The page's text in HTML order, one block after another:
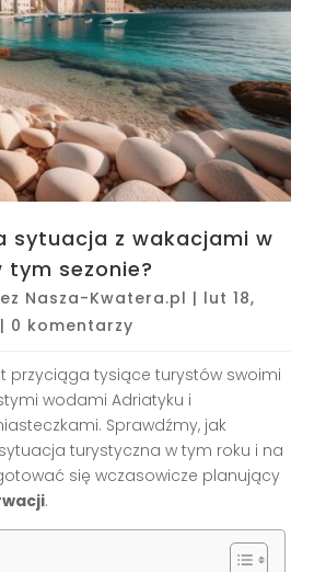
sytuacja z wakacjami w
tym sezonie?
Nasza-Kwatera.pl | lut 18,
| 0 komentarzy
przyciąga tysiące turystów swoimi
wodami Adriatyku i
Sprawdźmy, jak
turystyczna w tym roku i na
się wczasowicze planujący
.